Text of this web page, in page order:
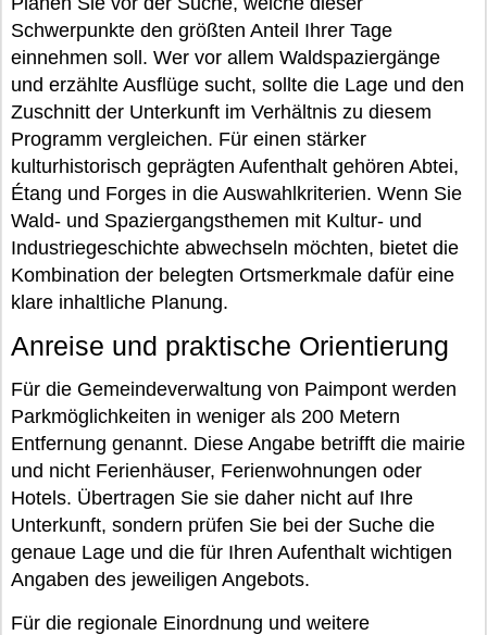
Schwerpunkte den größten Anteil Ihrer Tage
einnehmen soll. Wer vor allem Waldspaziergänge
und erzählte Ausflüge sucht, sollte die Lage und den
Zuschnitt der Unterkunft im Verhältnis zu diesem
Programm vergleichen. Für einen stärker
kulturhistorisch geprägten Aufenthalt gehören Abtei,
Étang und Forges in die Auswahlkriterien. Wenn Sie
Wald- und Spaziergangsthemen mit Kultur- und
Industriegeschichte abwechseln möchten, bietet die
Kombination der belegten Ortsmerkmale dafür eine
klare inhaltliche Planung.
Anreise und praktische Orientierung
Für die Gemeindeverwaltung von Paimpont werden
Parkmöglichkeiten in weniger als 200 Metern
Entfernung genannt. Diese Angabe betrifft die mairie
und nicht Ferienhäuser, Ferienwohnungen oder
Hotels. Übertragen Sie sie daher nicht auf Ihre
Unterkunft, sondern prüfen Sie bei der Suche die
genaue Lage und die für Ihren Aufenthalt wichtigen
Angaben des jeweiligen Angebots.
Für die regionale Einordnung und weitere